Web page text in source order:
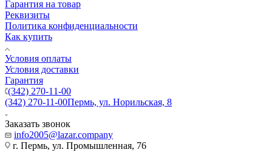
Гарантия на товар
Реквизиты
Политика конфиденциальности
Как купить
Условия оплаты
Условия доставки
Гарантия
(342) 270-11-00
(342) 270-11-00Пермь, ул. Норильская, 8
Заказать звонок
info2005@lazar.company
г. Пермь, ул. Промышленная, 76